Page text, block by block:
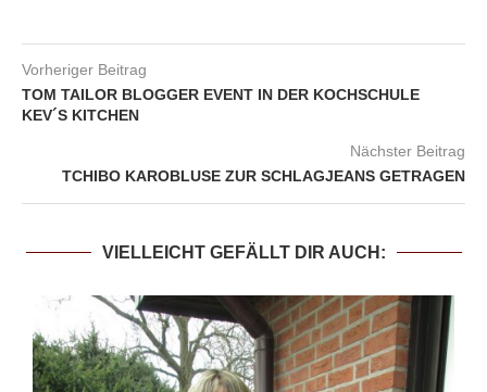
Vorheriger Beitrag
TOM TAILOR BLOGGER EVENT IN DER KOCHSCHULE
KEV´S KITCHEN
Nächster Beitrag
TCHIBO KAROBLUSE ZUR SCHLAGJEANS GETRAGEN
VIELLEICHT GEFÄLLT DIR AUCH: